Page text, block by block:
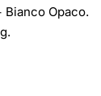
Bianco Opaco.